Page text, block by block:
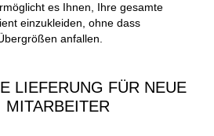
es Ihnen, Ihre gesamte
einzukleiden, ohne dass
anfallen.
LIEFERUNG FÜR NEUE
MITARBEITER